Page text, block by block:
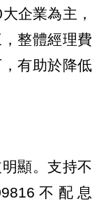
企業為主，
整體經理費
有助於降低
顯。支持不
不配息